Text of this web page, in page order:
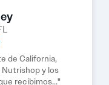
de California,
y los
recibimos..."